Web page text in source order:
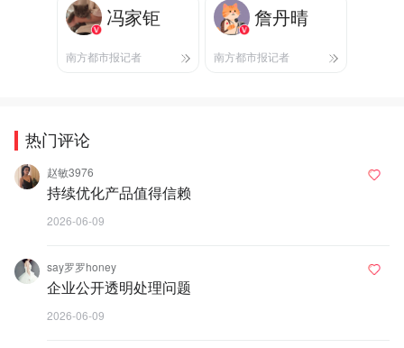
冯家钜
南方都市报记者
詹丹晴
南方都市报记者
热门评论
赵敏3976
持续优化产品值得信赖
2026-06-09
say罗罗honey
企业公开透明处理问题
2026-06-09